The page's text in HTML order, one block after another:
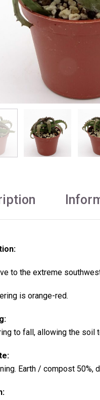
to the extreme
is orange-red.
to fall, allowing the soil
Earth / compost 50%,